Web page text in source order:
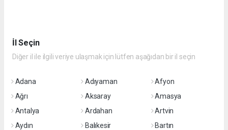
İl Seçin
Diğer il ile ilgili veriye ulaşmak için lütfen aşağıdan bir il seçin
Adana Adıyaman
Afyon
Ağrı
Aksaray
Amasya
Antalya
Ardahan
Artvin
Aydın
Balıkesir
Bartın